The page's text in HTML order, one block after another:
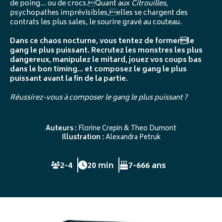
de poing… ou de crocs.Quant auxCitrouilles,
psychopathes imprévisibles,elles se chargent des
contrats les plus sales, le sourire gravé au couteau.
Dans ce chaos nocturne, vous tentez de formerle
gang le plus puissant. Recrutez les monstres les plus
dangereux, manipulez le mitard, jouez vos coups bas
dans le bon timing… et composez le gang le plus
puissant avant la fin de la partie.
Réussirez-vous à composer le gang le plus puissant ?
Auteurs : Florine Crepin & Theo Dumont
Illustration :Alexandra Petruk
2-4 20 min 7-666 ans